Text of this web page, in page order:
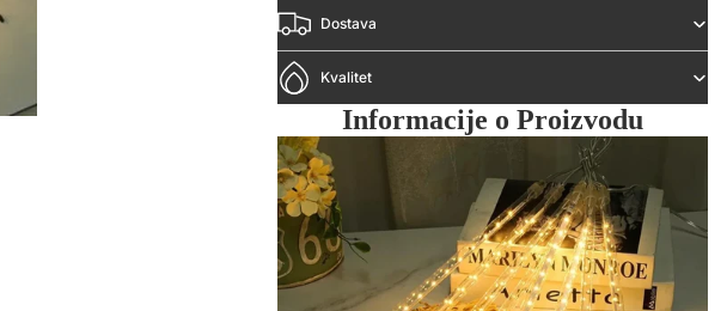
Dostava
Kvalitet
Informacije o Proizvodu